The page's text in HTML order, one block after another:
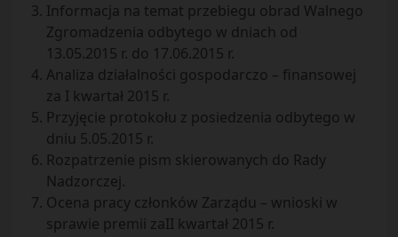
Informacja na temat przebiegu obrad Walnego
Zgromadzenia odbytego w dniach od
13.05.2015 r. do 17.06.2015 r.
Analiza działalności gospodarczo – finansowej
za I kwartał 2015 r.
Przyjęcie protokołu z posiedzenia odbytego w
dniu 5.05.2015 r.
Rozpatrzenie pism skierowanych do Rady
Nadzorczej.
Ocena pracy członków Zarządu – wnioski w
sprawie premii zaII kwartał 2015 r.